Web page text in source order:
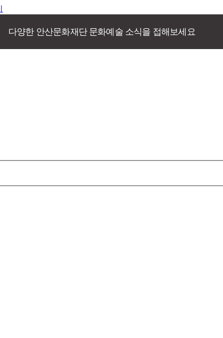
다양한 안산문화재단 문화예술 소식을 접해보세요